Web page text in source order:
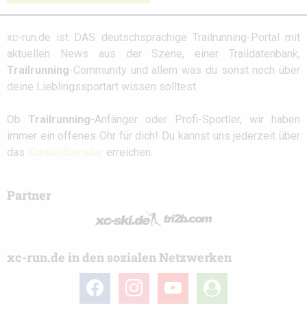
xc-run.de ist DAS deutschsprachige Trailrunning-Portal mit
aktuellen News aus der Szene, einer Traildatenbank,
Trailrunning-Community und allem was du sonst noch über
deine Lieblingssportart wissen solltest.
Ob Trailrunning-Anfänger oder Profi-Sportler, wir haben
immer ein offenes Ohr für dich! Du kannst uns jederzeit über
das Kontaktformular erreichen.
Partner
xc-run.de in den sozialen Netzwerken
facebook instagram youtube
user-
circle